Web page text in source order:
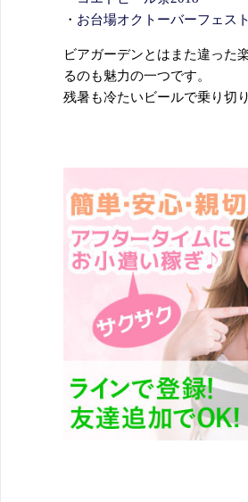
・ お台場オクトーバーフェス
ビアガーデンとはまた違った
るのも魅力の一つです。
残暑も冷たいビールで乗り切